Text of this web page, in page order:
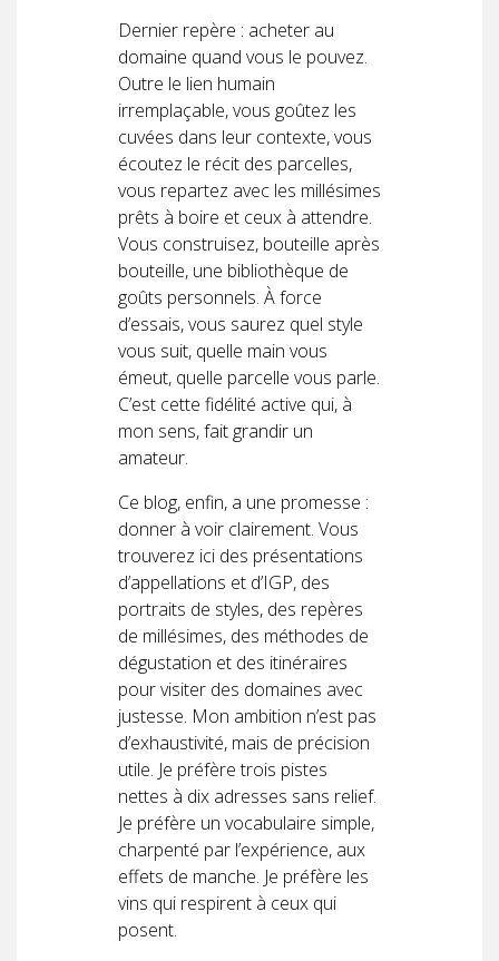
Dernier repère : acheter au
domaine quand vous le pouvez.
Outre le lien humain
irremplaçable, vous goûtez les
cuvées dans leur contexte, vous
écoutez le récit des parcelles,
vous repartez avec les millésimes
prêts à boire et ceux à attendre.
Vous construisez, bouteille après
bouteille, une bibliothèque de
goûts personnels. À force
d’essais, vous saurez quel style
vous suit, quelle main vous
émeut, quelle parcelle vous parle.
C’est cette fidélité active qui, à
mon sens, fait grandir un
amateur.
Ce blog, enfin, a une promesse :
donner à voir clairement. Vous
trouverez ici des présentations
d’appellations et d’IGP, des
portraits de styles, des repères
de millésimes, des méthodes de
dégustation et des itinéraires
pour visiter des domaines avec
justesse. Mon ambition n’est pas
d’exhaustivité, mais de précision
utile. Je préfère trois pistes
nettes à dix adresses sans relief.
Je préfère un vocabulaire simple,
charpenté par l’expérience, aux
effets de manche. Je préfère les
vins qui respirent à ceux qui
posent.